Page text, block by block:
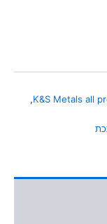
K&S Metals all
,